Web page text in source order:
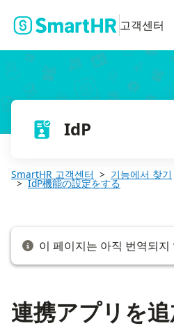
고객센터
IdP
SmartHR 고객센터 기능에서 찾기
IdP機能の設定をする
이 페이지는 아직 번역되지
連携アプリを